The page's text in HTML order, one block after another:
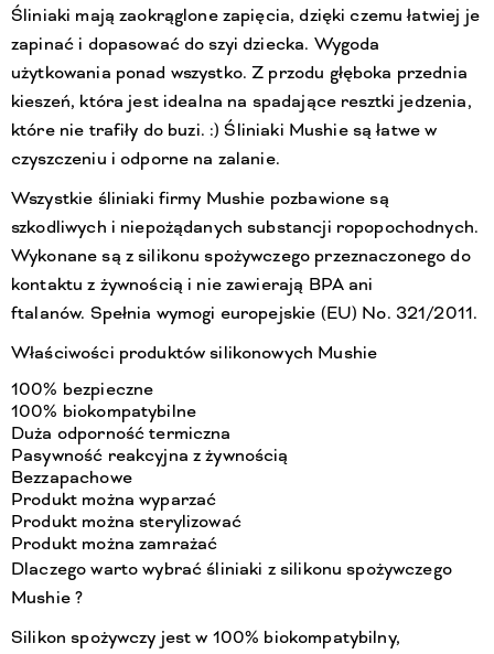
Śliniaki mają zaokrąglone zapięcia, dzięki czemu łatwiej je
zapinać i dopasować do szyi dziecka. Wygoda
użytkowania ponad wszystko. Z przodu głęboka przednia
kieszeń, która jest idealna na spadające resztki jedzenia,
które nie trafiły do buzi. :) Śliniaki Mushie są łatwe w
czyszczeniu i odporne na zalanie.
Wszystkie śliniaki firmy Mushie pozbawione są
szkodliwych i niepożądanych substancji ropopochodnych.
Wykonane są z silikonu spożywczego przeznaczonego do
kontaktu z żywnością i nie zawierają BPA ani
ftalanów. Spełnia wymogi europejskie (EU) No. 321/2011.
Właściwości produktów silikonowych Mushie
100% bezpieczne
100% biokompatybilne
Duża odporność termiczna
Pasywność reakcyjna z żywnością
Bezzapachowe
Produkt można wyparzać
Produkt można sterylizować
Produkt można zamrażać
Dlaczego warto wybrać śliniaki z silikonu spożywczego
Mushie ?
Silikon spożywczy jest w 100% biokompatybilny,